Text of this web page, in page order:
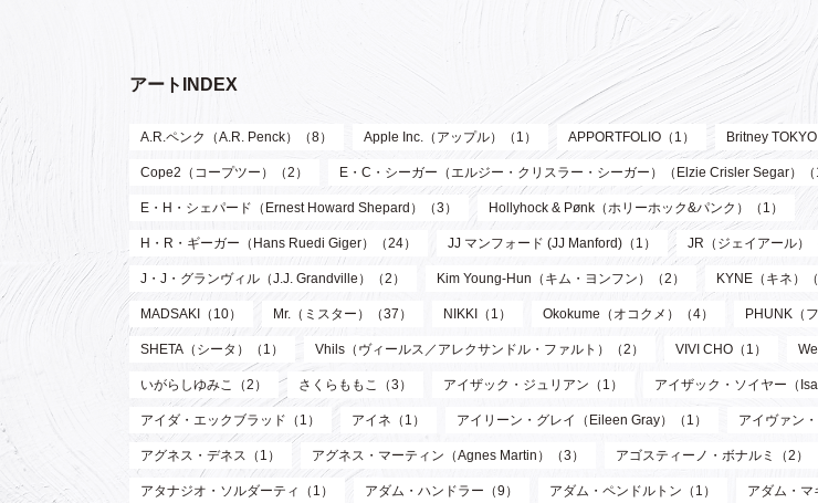
アートINDEX
A.R.ペンク（A.R. Penck）（8） Apple Inc.（アップル）（1） APPORTFOLIO（1） Britney TOKYO
Cope2（コープツー）（2） E・C・シーガー（エルジー・クリスラー・シーガー）（Elzie Crisler Segar）（
E・H・シェパード（Ernest Howard Shepard）（3） Hollyhock & Pønk（ホリーホック&パンク）（1）
H・R・ギーガー（Hans Ruedi Giger）（24） JJ マンフォード (JJ Manford)（1） JR（ジェイアール）
J・J・グランヴィル（J.J. Grandville）（2） Kim Young-Hun（キム・ヨンフン）（2） KYNE（キネ）（
MADSAKI（10） Mr.（ミスター）（37） NIKKI（1） Okokume（オコクメ）（4） PHUNK（
SHETA（シータ）（1） Vhils（ヴィールス／アレクサンドル・ファルト）（2） VIVI CHO（1）
いがらしゆみこ（2） さくらももこ（3） アイザック・ジュリアン（1） アイザック・ソイヤー（
アイダ・エックブラッド（1） アイネ（1） アイリーン・グレイ（Eileen Gray）（1） アイヴァン
アグネス・デネス（1） アグネス・マーティン（Agnes Martin）（3） アゴスティーノ・ボナルミ（2）
アタナジオ・ソルダーティ（1） アダム・ハンドラー（9） アダム・ペンドルトン（1） アダム・マ